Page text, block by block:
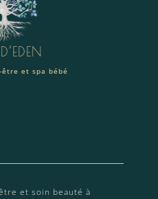
et spa bébé
et soin beauté à